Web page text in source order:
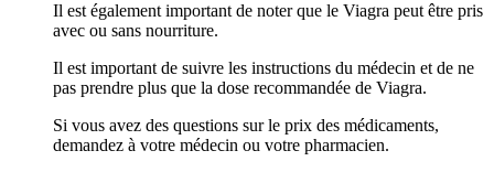
Il est également important de noter que le Viagra peut être pris
avec ou sans nourriture.
Il est important de suivre les instructions du médecin et de ne
pas prendre plus que la dose recommandée de Viagra.
Si vous avez des questions sur le prix des médicaments,
demandez à votre médecin ou votre pharmacien.